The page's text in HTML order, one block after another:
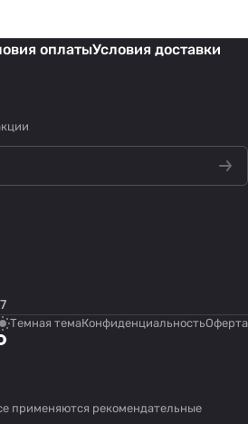
оплатыУсловия доставки
Темная темаКонфиденциальностьОферта
применяются рекомендательные